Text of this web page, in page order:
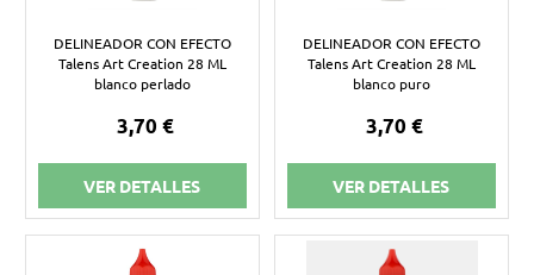
DELINEADOR CON EFECTO
Talens Art Creation 28 ML
blanco perlado
3,70 €
VER DETALLES
DELINEADOR CON EFECTO
Talens Art Creation 28 ML
blanco puro
3,70 €
VER DETALLES